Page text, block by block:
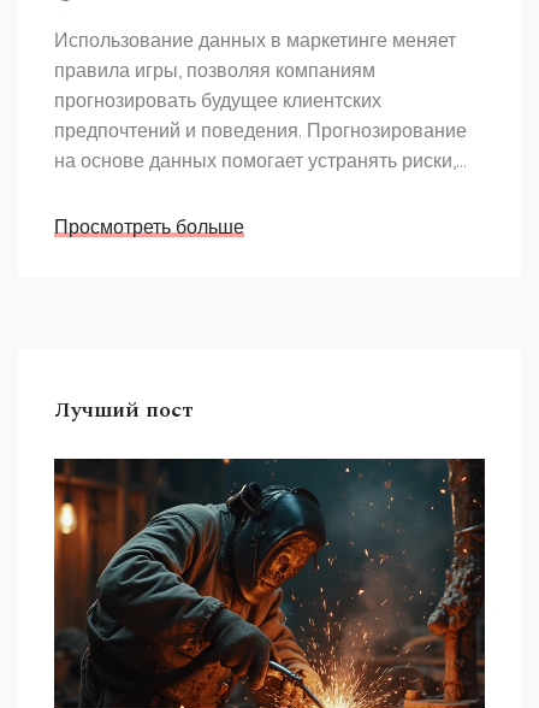
Использование данных в маркетинге меняет
правила игры, позволяя компаниям
прогнозировать будущее клиентских
предпочтений и поведения. Прогнозирование
на основе данных помогает устранять риски,
достигать лучших результатов. Большинство
клиентов и увеличивать свои продажи. Статья
данных в маркетинге.
Просмотреть больше
Лучший пост